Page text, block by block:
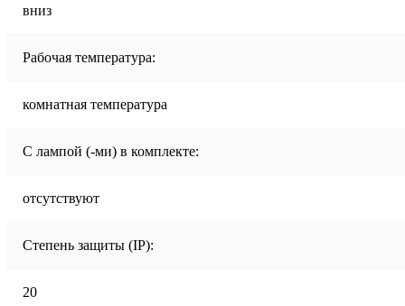
вниз
Рабочая температура:
комнатная температура
С лампой (-ми) в комплекте:
отсутствуют
Степень защиты (IP):
20